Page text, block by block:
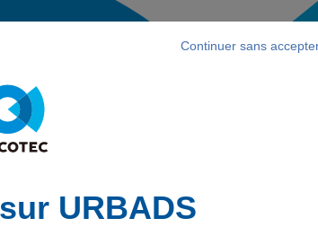
URBADS
Continuer sans